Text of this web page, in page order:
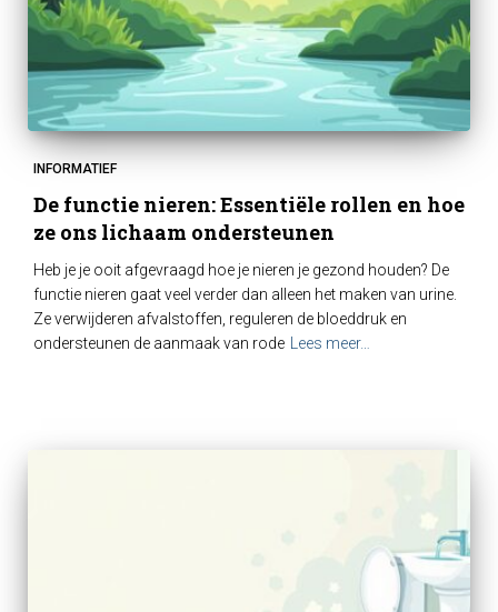
INFORMATIEF
De functie nieren: Essentiële rollen en hoe
ze ons lichaam ondersteunen
Heb je je ooit afgevraagd hoe je nieren je gezond houden? De
functie nieren gaat veel verder dan alleen het maken van urine.
Ze verwijderen afvalstoffen, reguleren de bloeddruk en
ondersteunen de aanmaak van rode
Lees meer…